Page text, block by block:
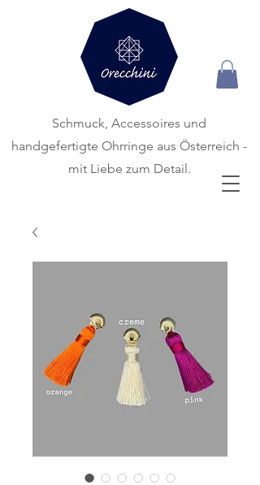
Schmuck, Accessoires und
handgefertigte Ohrringe aus Österreich -
mit Liebe zum Detail.